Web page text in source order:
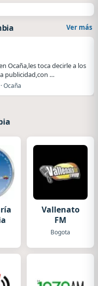
Ver más
Ocaña,les toca decirle a los
publicidad,con …
Ocaña
Vallenato
FM
Bogota